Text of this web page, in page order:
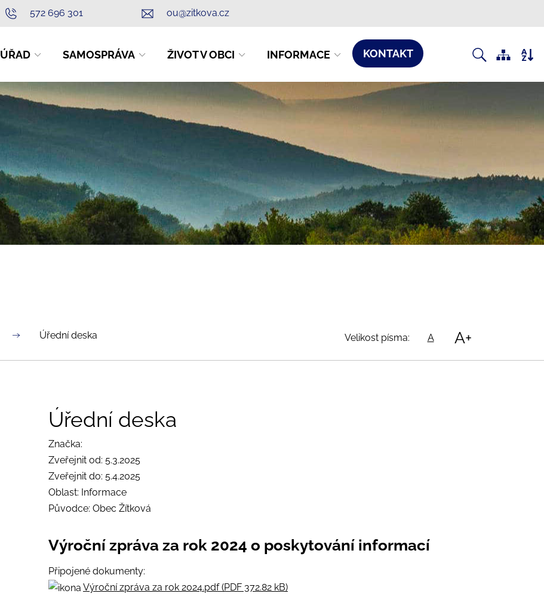
572 696 301 ou@zitkova.cz
ÚŘAD SAMOSPRÁVA ŽIVOT V OBCI INFORMACE KONTAKT
Úřední deska Velikost písma: A A+
Úřední deska
Značka:
Zveřejnit od: 5.3.2025
Zveřejnit do: 5.4.2025
Oblast: Informace
Původce: Obec Žítková
Výroční zpráva za rok 2024 o poskytování informací
Připojené dokumenty:
Výroční zpráva za rok 2024.pdf (PDF 372.82 kB)